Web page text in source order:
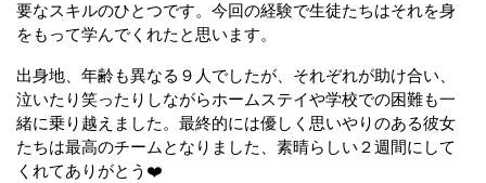
要なスキルのひとつです。今回の経験で生徒たちはそれを身
をもって学んでくれたと思います。
出身地、年齢も異なる９人でしたが、それぞれが助け合い、
泣いたり笑ったりしながらホームステイや学校での困難も一
緒に乗り越えました。 最終的には優しく思いやりのある彼女
たちは最高のチームとなりました、素晴らしい２週間にして
くれてありがとう❤️